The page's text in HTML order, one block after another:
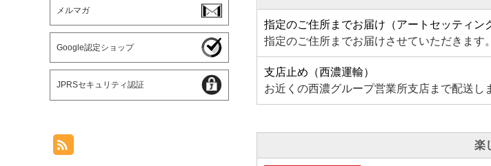
指定のご住所までお届け（アートセッティ
指定のご住所までお届けさせていただきます。
支店止め（西濃運輸）
お近くの西濃グループ営業所支店まで配送し
楽
メルマガ
Google認定ショップ
JPRSセキュリティ認証